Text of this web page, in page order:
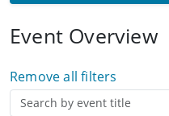
Event Overview
Remove all filters